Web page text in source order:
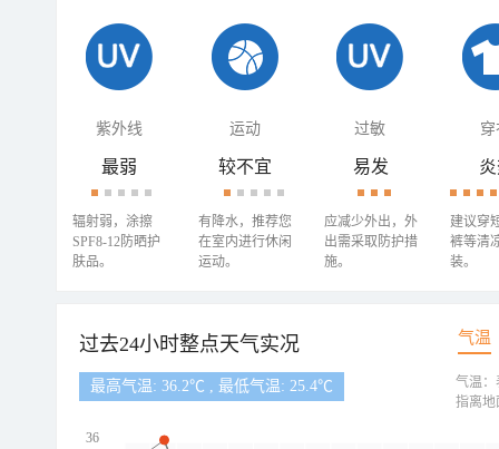
紫外线 运动 过敏 穿
最弱
辐射弱，涂擦
SPF8-12防晒护
肤品。
较不宜
有降水，推荐您
在室内进行休闲
运动。
易发
应减少外出，外
出需采取防护措
施。
建议穿
裤等清
装。
过去24小时整点天气实况 气温
最高气温: 36.2℃ , 最低气温: 25.4℃
36
气温：
指离地